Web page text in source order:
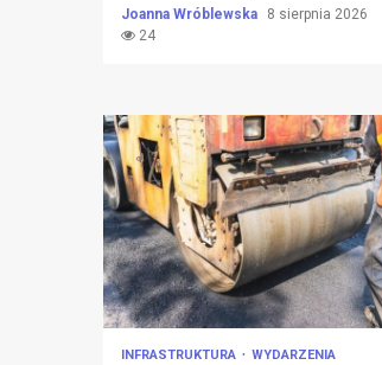
Joanna Wróblewska
8 sierpnia 2026
24
INFRASTRUKTURA WYDARZENIA